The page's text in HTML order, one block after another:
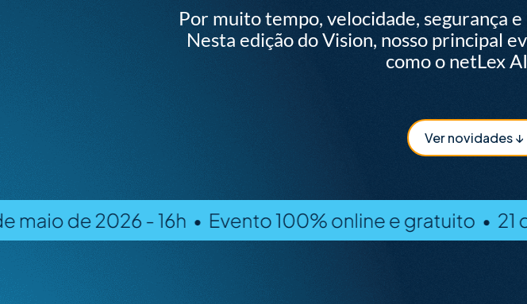
Por muito tempo, velocidade, segurança
Nesta edição do Vision, nosso principal
como o netLex
Ver novidades ↓